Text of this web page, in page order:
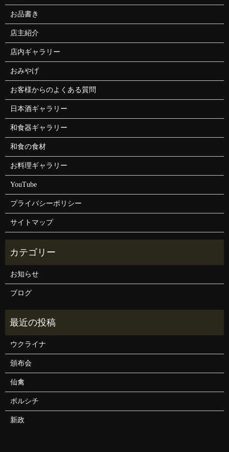
お品書き
店主紹介
店内ギャラリー
おみやげ
お客様からのよくある質問
日本酒ギャラリー
和食器ギャラリー
和食の食材
お料理ギャラリー
YouTube
プライバシーポリシー
サイトマップ
お知らせ
ブログ
ウクライナ
頒布会
仙禽
ボルシチ
新政